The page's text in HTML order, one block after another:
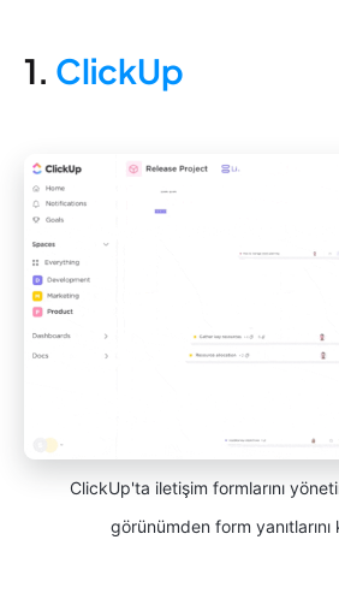
1. ClickUp
ClickUp'ta iletişim formlarını
görünümden form yanıtlarını